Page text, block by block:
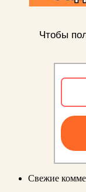
Чтобы
Свежие